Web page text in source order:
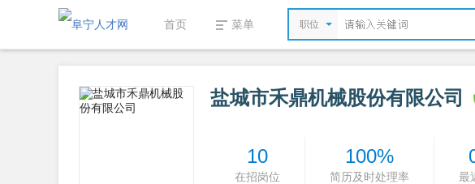
首页 菜单 职位
盐城市禾鼎机械股份有限公司
10
在招岗位
100%
简历及时处理率 最